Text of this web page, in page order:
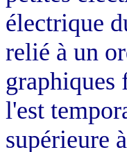
électrique
relié à un
graphiques
l'est
supérieure